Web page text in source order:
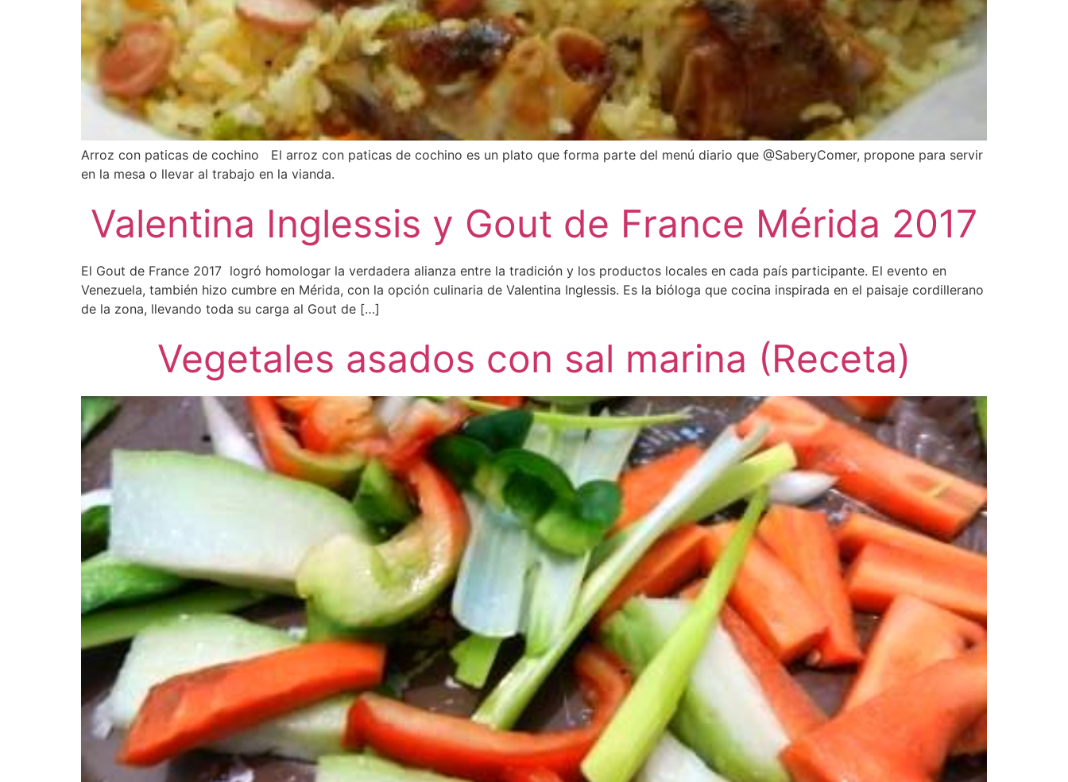
Arroz con paticas de cochino El arroz con paticas de cochino es un plato que forma parte del menú diario que @SaberyComer, propone para servir
en la mesa o llevar al trabajo en la vianda.
Valentina Inglessis y Gout de France Mérida 2017
El Gout de France 2017 logró homologar la verdadera alianza entre la tradición y los productos locales en cada país participante. El evento en
Venezuela, también hizo cumbre en Mérida, con la opción culinaria de Valentina Inglessis. Es la bióloga que cocina inspirada en el paisaje cordillerano
de la zona, llevando toda su carga al Gout de […]
Vegetales asados con sal marina (Receta)